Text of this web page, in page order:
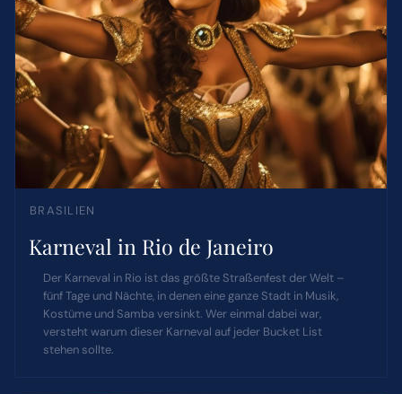
BRASILIEN
Karneval in Rio de Janeiro
Der Karneval in Rio ist das größte Straßenfest der Welt –
fünf Tage und Nächte, in denen eine ganze Stadt in Musik,
Kostüme und Samba versinkt. Wer einmal dabei war,
versteht warum dieser Karneval auf jeder Bucket List
stehen sollte.